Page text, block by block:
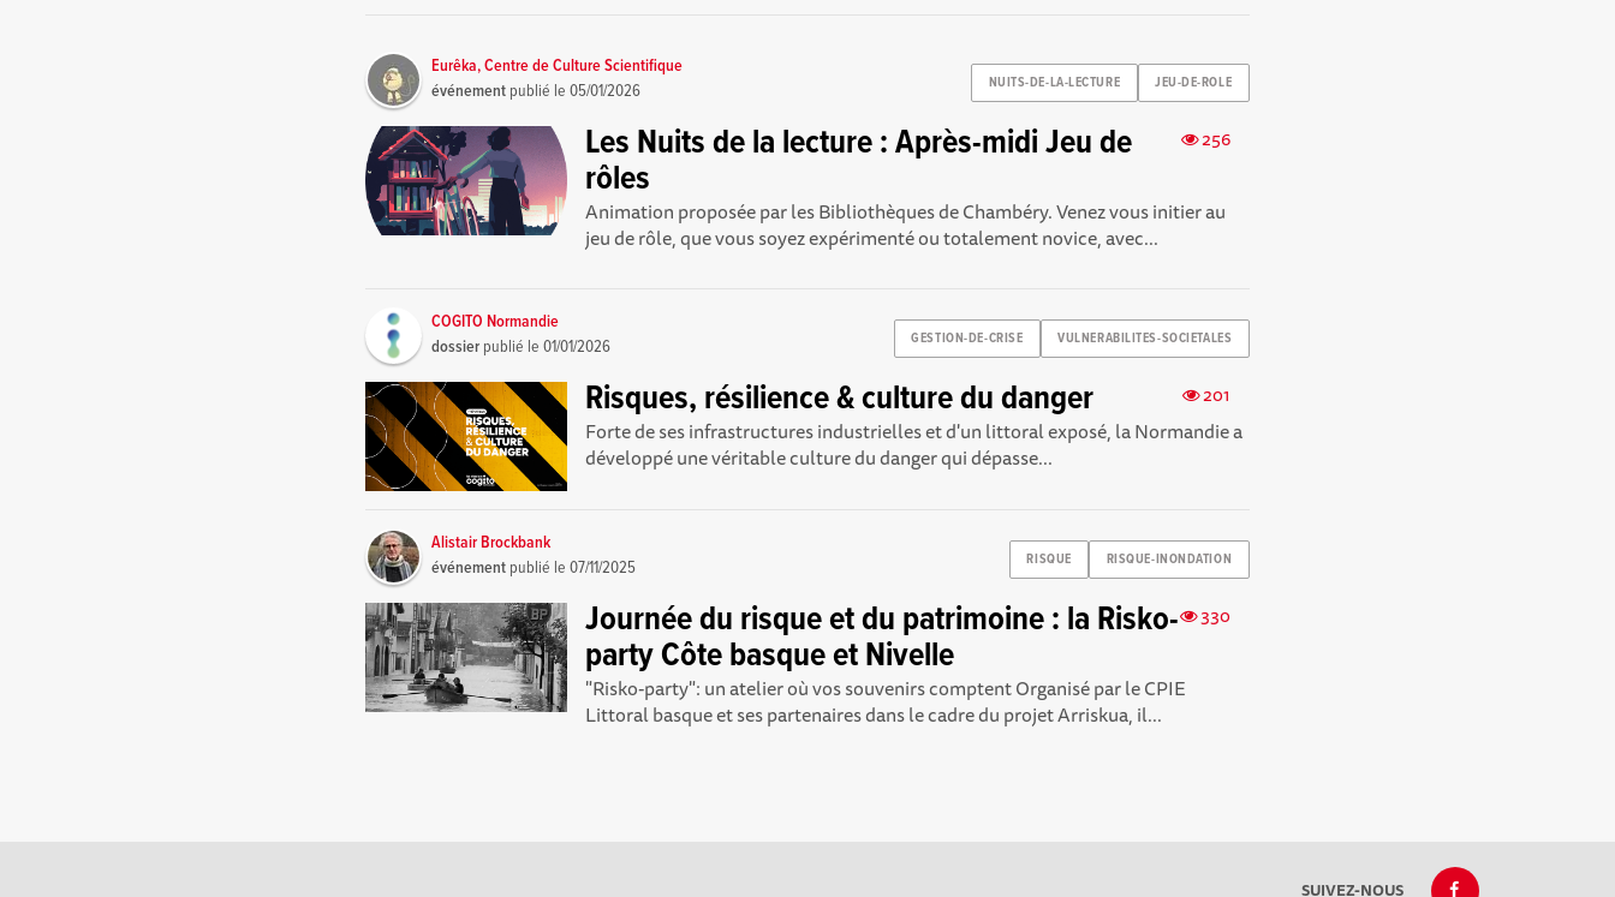
NUITS-DE-LA-LECTURE JEU-DE-ROLE
Eurêka, Centre de Culture Scientifique
événement publié le05/01/2026
256
Les Nuits de la lecture : Après-midi Jeu de
rôles
Animation proposée par les Bibliothèques de Chambéry. Venez vous initier au
jeu de rôle, que vous soyez expérimenté ou totalement novice, avec...
GESTION-DE-CRISE VULNERABILITES-SOCIETALES
COGITO Normandie
dossier publié le01/01/2026
201
Risques, résilience & culture du danger
Forte de ses infrastructures industrielles et d'un littoral exposé, la Normandie a
développé une véritable culture du danger qui dépasse...
RISQUE RISQUE-INONDATION
Alistair Brockbank
événement publié le07/11/2025
330
Journée du risque et du patrimoine : la Risko-
party Côte basque et Nivelle
"Risko-party": un atelier où vos souvenirs comptent Organisé par le CPIE
Littoral basque et ses partenaires dans le cadre du projet Arriskua, il...
SUIVEZ-NOUS